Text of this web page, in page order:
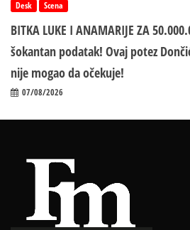
Desk Scena
BITKA LUKE I ANAMARIJE ZA
šokantan podatak! Ovaj potez
nije mogao da očekuje!
07/08/2026